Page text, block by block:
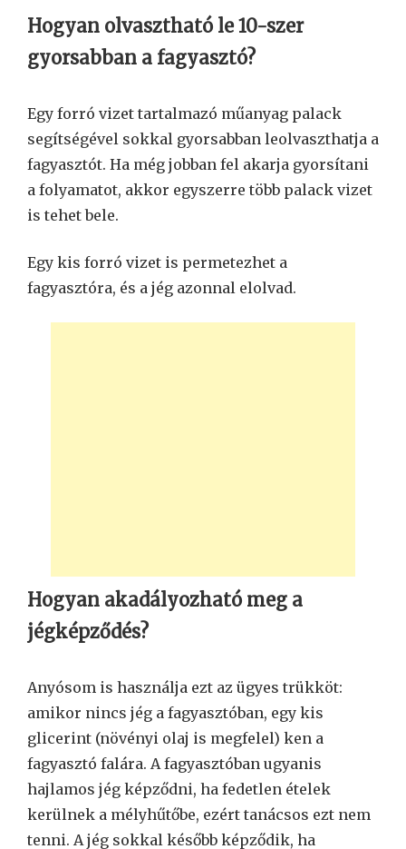
Hogyan olvasztható le 10-szer
gyorsabban a fagyasztó?
Egy forró vizet tartalmazó műanyag palack
segítségével sokkal gyorsabban leolvaszthatja a
fagyasztót. Ha még jobban fel akarja gyorsítani
a folyamatot, akkor egyszerre több palack vizet
is tehet bele.
Egy kis forró vizet is permetezhet a
fagyasztóra, és a jég azonnal elolvad.
Hogyan akadályozható meg a
jégképződés?
Anyósom is használja ezt az ügyes trükköt:
amikor nincs jég a fagyasztóban, egy kis
glicerint (növényi olaj is megfelel) ken a
fagyasztó falára. A fagyasztóban ugyanis
hajlamos jég képződni, ha fedetlen ételek
kerülnek a mélyhűtőbe, ezért tanácsos ezt nem
tenni. A jég sokkal később képződik, ha